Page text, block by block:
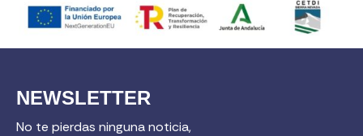
NEWSLETTER
No te pierdas ninguna noticia,